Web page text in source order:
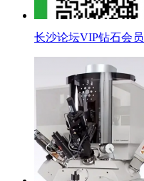
长沙论坛VIP钻石会员